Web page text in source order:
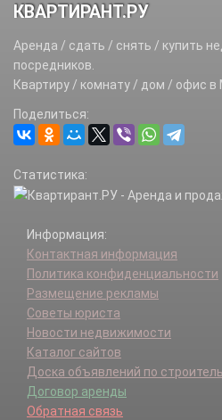
КВАРТИРАНТ.РУ
Аренда / сдать / снять / купить
посредников.
Квартиру / комнату / дом / офис в
Поделиться:
Статистика:
Информация:
Контактная информация
Политика конфиденциальности
Размещение рекламы
Советы юриста
Новости недвижимости
Каталог сайтов
Доска объявлений по
Договор аренды
Обратная связь